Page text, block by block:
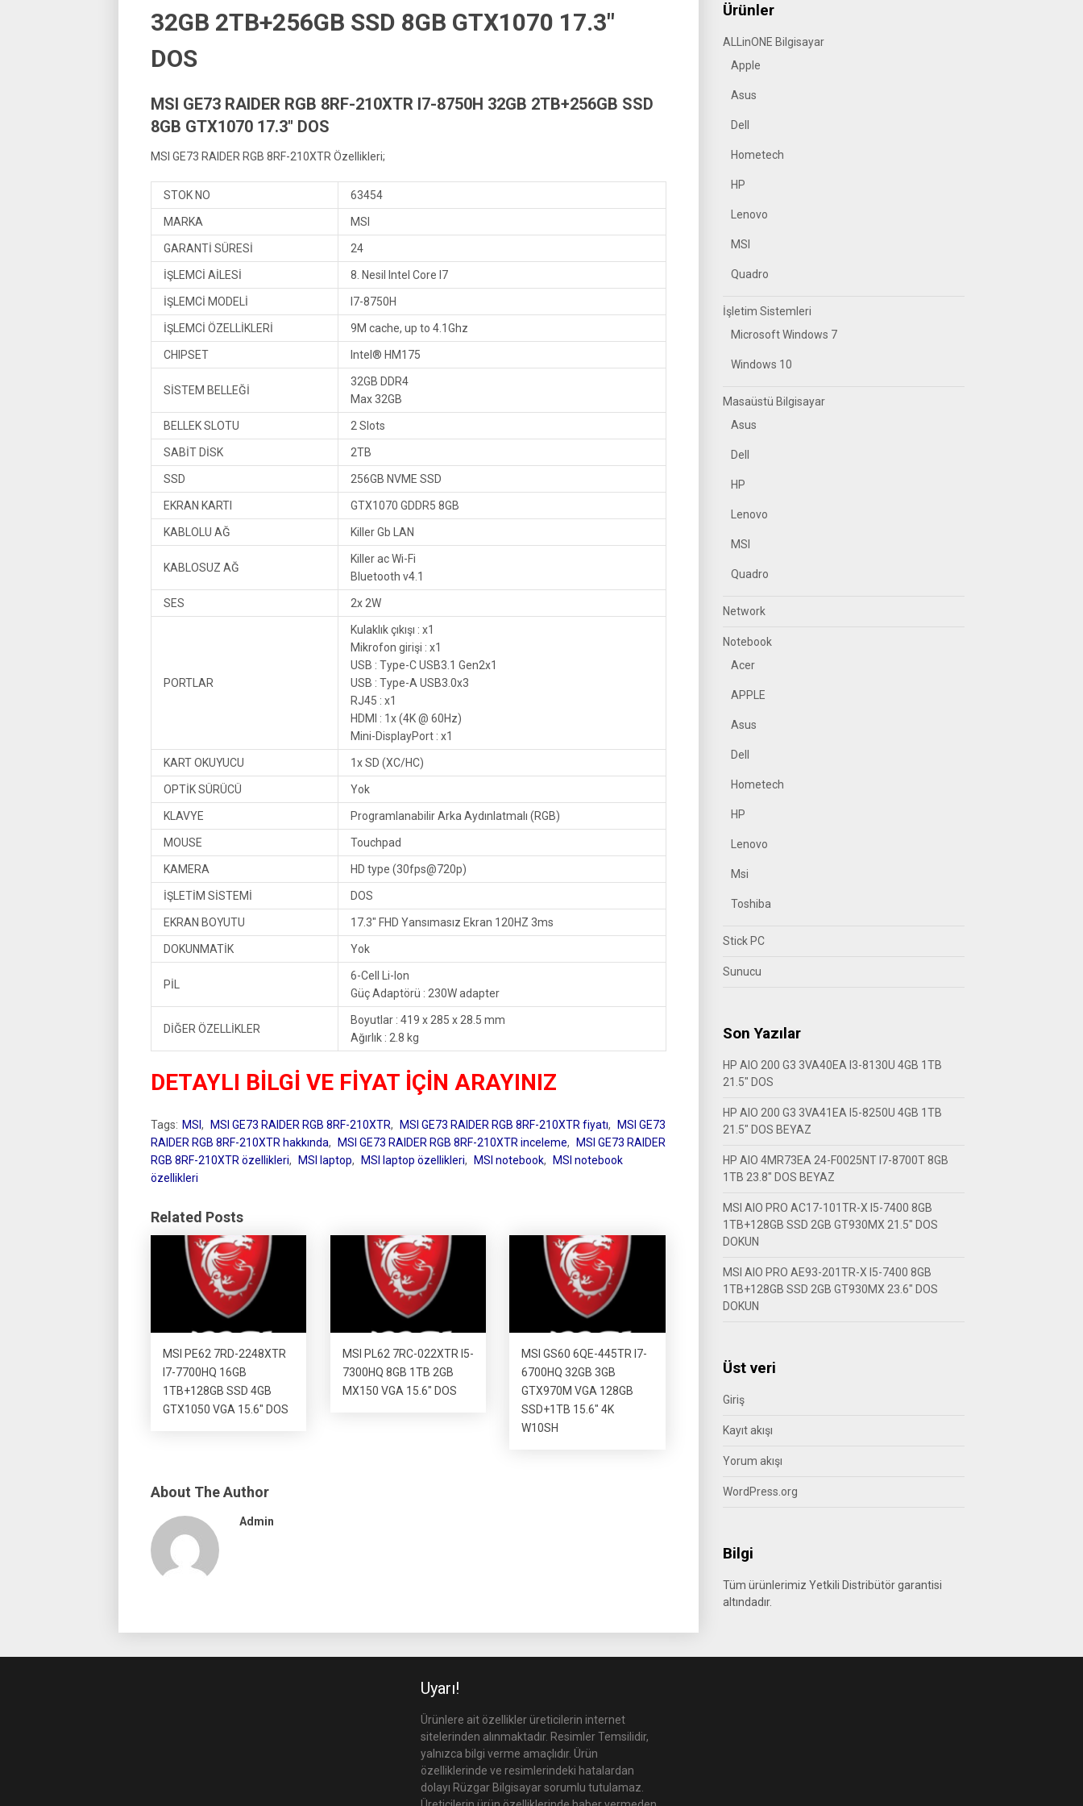
32GB 2TB+256GB SSD 8GB GTX1070 17.3″
DOS
MSI GE73 RAIDER RGB 8RF-210XTR I7-8750H 32GB 2TB+256GB SSD
8GB GTX1070 17.3″ DOS
MSI GE73 RAIDER RGB 8RF-210XTR Özellikleri;
STOK NO 63454
MARKA MSI
GARANTİ SÜRESİ 24
İŞLEMCİ AİLESİ 8. Nesil Intel Core I7
İŞLEMCİ MODELİ I7-8750H
İŞLEMCİ ÖZELLİKLERİ 9M cache, up to 4.1Ghz
CHIPSET Intel® HM175
SİSTEM BELLEĞİ
32GB DDR4
Max 32GB
BELLEK SLOTU 2 Slots
SABİT DİSK 2TB
SSD 256GB NVME SSD
EKRAN KARTI GTX1070 GDDR5 8GB
KABLOLU AĞ Killer Gb LAN
KABLOSUZ AĞ
Killer ac Wi-Fi
Bluetooth v4.1
SES 2x 2W
PORTLAR
Kulaklık çıkışı : x1
Mikrofon girişi : x1
USB : Type-C USB3.1 Gen2x1
USB : Type-A USB3.0x3
RJ45 : x1
HDMI : 1x (4K @ 60Hz)
Mini-DisplayPort : x1
KART OKUYUCU 1x SD (XC/HC)
OPTİK SÜRÜCÜ Yok
KLAVYE Programlanabilir Arka Aydınlatmalı (RGB)
MOUSE Touchpad
KAMERA HD type (30fps@720p)
İŞLETİM SİSTEMİ DOS
EKRAN BOYUTU 17.3″ FHD Yansımasız Ekran 120HZ 3ms
DOKUNMATİK Yok
PİL
6-Cell Li-Ion
Güç Adaptörü : 230W adapter
DİĞER ÖZELLİKLER
Boyutlar : 419 x 285 x 28.5 mm
Ağırlık : 2.8 kg
DETAYLI BİLGİ VE FİYAT İÇİN ARAYINIZ
Tags: MSI , MSI GE73 RAIDER RGB 8RF-210XTR, MSI GE73 RAIDER RGB 8RF-210XTR fiyatı,
MSI GE73
RAIDER RGB 8RF-210XTR hakkında, MSI GE73 RAIDER RGB 8RF-210XTR inceleme,
MSI GE73 RAIDER
RGB 8RF-210XTR özellikleri, MSI laptop, MSI laptop özellikleri, MSI notebook,
MSI notebook
özellikleri
Related Posts
MSI PE62 7RD-2248XTR
I7-7700HQ 16GB
1TB+128GB SSD 4GB
GTX1050 VGA 15.6″ DOS
MSI PL62 7RC-022XTR I5-
7300HQ 8GB 1TB 2GB
MX150 VGA 15.6″ DOS
MSI GS60 6QE-445TR I7-
6700HQ 32GB 3GB
GTX970M VGA 128GB
SSD+1TB 15.6″ 4K
W10SH
About The Author
Admin
Ürünler
ALLinONE Bilgisayar
Apple
Asus
Dell
Hometech
HP
Lenovo
MSI
Quadro
İşletim Sistemleri
Microsoft Windows 7
Windows 10
Masaüstü Bilgisayar
Asus
Dell
HP
Lenovo
MSI
Quadro
Network
Notebook
Acer
APPLE
Asus
Dell
Hometech
HP
Lenovo
Msi
Toshiba
Stick PC
Sunucu
Son Yazılar
HP AIO 200 G3 3VA40EA I3-8130U 4GB 1TB
21.5″ DOS
HP AIO 200 G3 3VA41EA I5-8250U 4GB 1TB
21.5″ DOS BEYAZ
HP AIO 4MR73EA 24-F0025NT I7-8700T 8GB
1TB 23.8″ DOS BEYAZ
MSI AIO PRO AC17-101TR-X I5-7400 8GB
1TB+128GB SSD 2GB GT930MX 21.5″ DOS
DOKUN
MSI AIO PRO AE93-201TR-X I5-7400 8GB
1TB+128GB SSD 2GB GT930MX 23.6″ DOS
DOKUN
Üst veri
Giriş
Kayıt akışı
Yorum akışı
WordPress.org
Bilgi
Tüm ürünlerimiz Yetkili Distribütör garantisi
altındadır.
Uyarı!
Ürünlere ait özellikler üreticilerin internet
sitelerinden alınmaktadır. Resimler Temsilidir,
yalnızca bilgi verme amaçlıdır. Ürün
özelliklerinde ve resimlerindeki hatalardan
dolayı Rüzgar Bilgisayar sorumlu tutulamaz.